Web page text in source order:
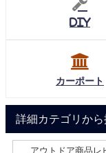
DIY
カーポート
詳細カテゴリから